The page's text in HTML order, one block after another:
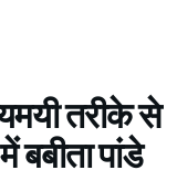
तरीके से
बबीता पांडे